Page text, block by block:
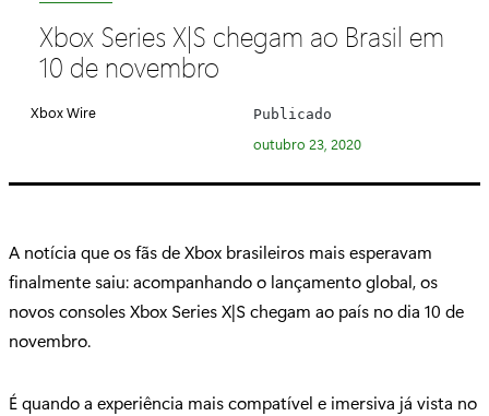
t
i
:
Xbox Series X|S chegam ao Brasil em
10 de novembro
Xbox Wire Publicado
outubro 23, 2020
A notícia que os fãs de Xbox brasileiros mais esperavam
finalmente saiu: acompanhando o lançamento global, os
novos consoles Xbox Series X|S chegam ao país no dia 10 de
novembro.
É quando a experiência mais compatível e imersiva já vista no